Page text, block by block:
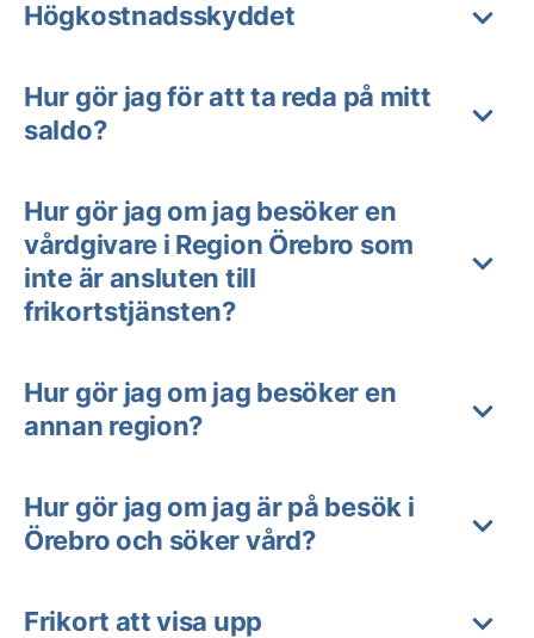
Högkostnadsskyddet
Hur gör jag för att ta reda på mitt
saldo?
Hur gör jag om jag besöker en
vårdgivare i Region Örebro som
inte är ansluten till
frikortstjänsten?
Hur gör jag om jag besöker en
annan region?
Hur gör jag om jag är på besök i
Örebro och söker vård?
Frikort att visa upp